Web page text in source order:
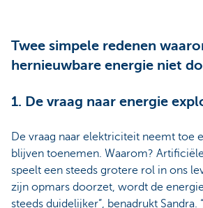
Twee simpele redenen
hernieuwbare energie niet
1. De vraag naar energie
De vraag naar elektriciteit neemt toe
blijven toenemen. Waarom?
speelt een steeds grotere rol in ons
zijn opmars doorzet, wordt de
steeds duidelijker”, benadrukt Sandra.